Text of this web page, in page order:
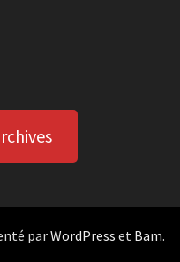
parWordPress et Bam.